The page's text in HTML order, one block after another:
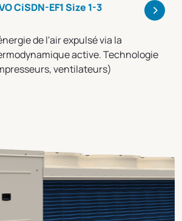
CiSDN-EF1 Size 1-3 >
de l'air expulsé via la
active. Technologie
ventilateurs)